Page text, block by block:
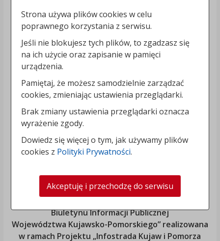
„Rozbudowa i modernizacja Systemu Regionalnego
Biuletynu Informacji Publicznej
Województwa Kujawsko-Pomorskiego” realizowana
w ramach Projektu „Infostrada Kujaw i Pomorza
Strona używa plików cookies w celu
poprawnego korzystania z serwisu.
Jeśli nie blokujesz tych plików, to zgadzasz się
na ich użycie oraz zapisanie w pamięci
urządzenia.
Pamiętaj, że możesz samodzielnie zarządzać
cookies, zmieniając ustawienia przeglądarki.
Brak zmiany ustawienia przeglądarki oznacza
wyrażenie zgody.
Dowiedz się więcej o tym, jak używamy plików
cookies z Polityki Prywatności.
Akceptuję i przechodzę do serwisu